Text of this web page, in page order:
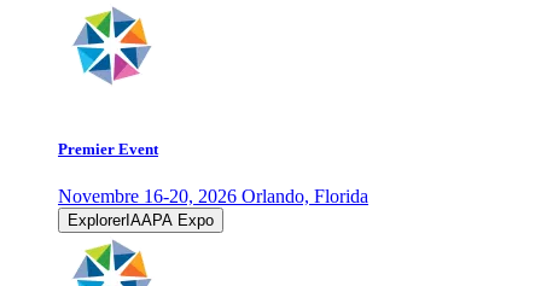
Premier Event
Novembre 16-20, 2026 Orlando, Florida
ExplorerIAAPA Expo